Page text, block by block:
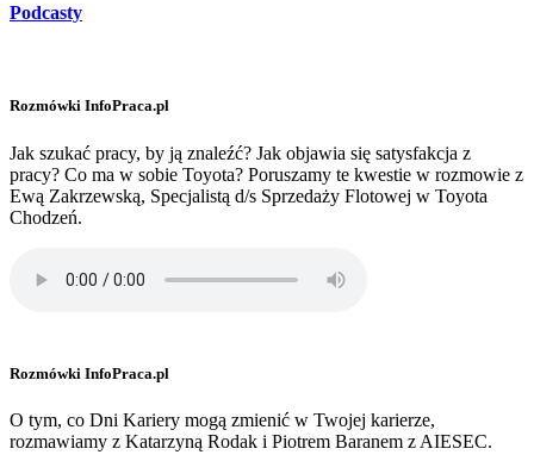
Podcasty
Rozmówki InfoPraca.pl
Jak szukać pracy, by ją znaleźć? Jak objawia się satysfakcja z
pracy? Co ma w sobie Toyota? Poruszamy te kwestie w rozmowie z
Ewą Zakrzewską, Specjalistą d/s Sprzedaży Flotowej w Toyota
Chodzeń.
Rozmówki InfoPraca.pl
O tym, co Dni Kariery mogą zmienić w Twojej karierze,
rozmawiamy z Katarzyną Rodak i Piotrem Baranem z AIESEC.